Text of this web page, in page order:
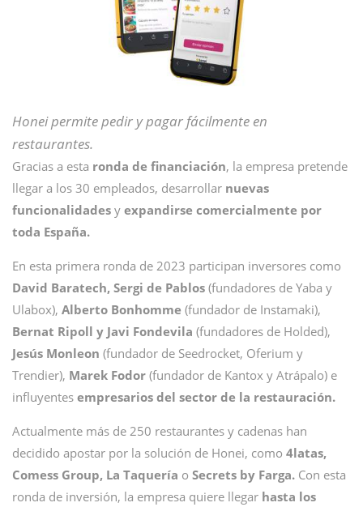
Honei permite pedir y pagar fácilmente en
restaurantes.
Gracias a esta ronda de financiación, la empresa pretende
llegar a los 30 empleados, desarrollar nuevas
funcionalidades y expandirse comercialmente por
toda España.
En esta primera ronda de 2023 participan inversores como
David Baratech, Sergi de Pablos (fundadores de Yaba y
Ulabox), Alberto Bonhomme (fundador de Instamaki),
Bernat Ripoll y Javi Fondevila (fundadores de Holded),
Jesús Monleon (fundador de Seedrocket, Oferium y
Trendier), Marek Fodor (fundador de Kantox y Atrápalo) e
influyentes empresarios del sector de la restauración.
Actualmente más de 250 restaurantes y cadenas han
decidido apostar por la solución de Honei, como 4latas,
Comess Group, La Taquería o Secrets by Farga. Con esta
ronda de inversión, la empresa quiere llegar hasta los